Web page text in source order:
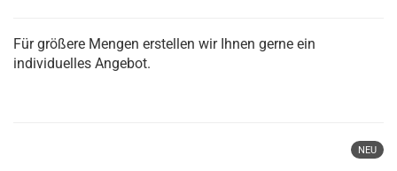
Für größere Mengen erstellen wir Ihnen gerne ein
individuelles Angebot.
NEU